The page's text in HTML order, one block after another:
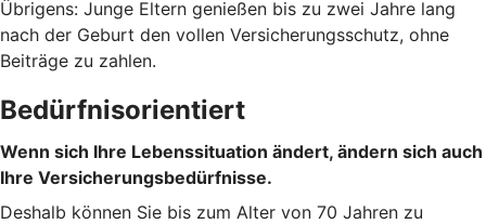
Übrigens: Junge Eltern genießen bis zu zwei Jahre lang
nach der Geburt den vollen Versicherungsschutz, ohne
Beiträge zu zahlen.
Bedürfnisorientiert
Wenn sich Ihre Lebenssituation ändert, ändern sich auch
Ihre Versicherungsbedürfnisse.
Deshalb können Sie bis zum Alter von 70 Jahren zu